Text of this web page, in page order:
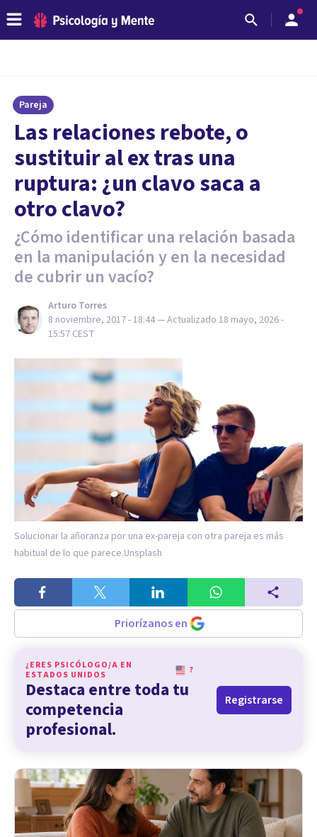
Pareja
Las relaciones rebote, o
sustituir al ex tras una
ruptura: ¿un clavo saca a
otro clavo?
¿Cómo identificar una relación basada
en la manipulación y en la necesidad
de cubrir un vacío?
Arturo Torres
8 noviembre, 2017 - 18:44— Actualizado 18 mayo, 2026 -
15:57 CEST
Solucionar la añoranza por una ex-pareja con otra pareja es más
habitual de lo que parece.Unsplash
Priorízanos en
¿ERES PSICÓLOGO/A EN
ESTADOS UNIDOS
?
Destaca entre toda tu
competencia
profesional.
Registrarse